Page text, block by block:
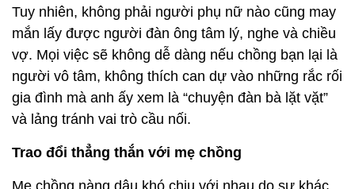
Tuy nhiên, không phải người phụ nữ nào cũng may
mắn lấy được người đàn ông tâm lý, nghe và chiều
vợ. Mọi việc sẽ không dễ dàng nếu chồng bạn lại là
người vô tâm, không thích can dự vào những rắc rối
gia đình mà anh ấy xem là “chuyện đàn bà lặt vặt”
và lảng tránh vai trò cầu nối.
Trao đổi thẳng thắn với mẹ chồng
Mẹ chồng nàng dâu khó chịu với nhau do sự khác